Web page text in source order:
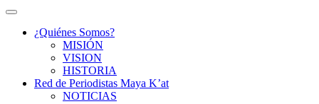
¿Quiénes Somos?
MISIÓN
VISION
HISTORIA
Red de Periodistas Maya K’at
NOTICIAS